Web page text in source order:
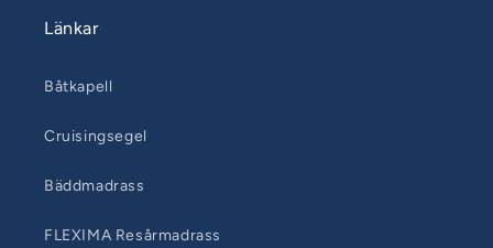
Länkar
Båtkapell
Cruisingsegel
Bäddmadrass
FLEXIMA Resårmadrass